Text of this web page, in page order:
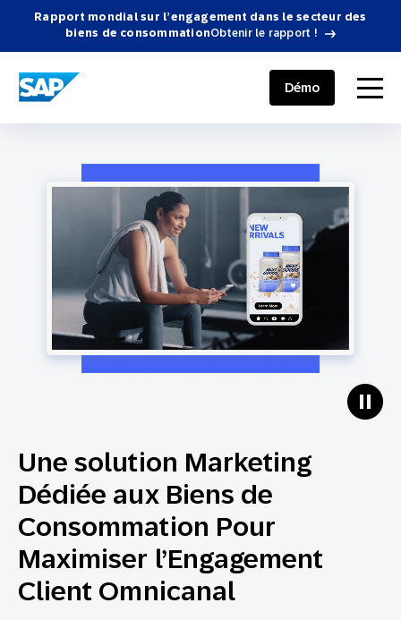
Rapport mondial sur l’engagement dans le secteur des
biens de consommationObtenir le rapport !
SAP ENGAGEMENT CLOUD menu
Démo
Une solution Marketing
Dédiée aux Biens de
Consommation Pour
Maximiser l’Engagement
Client Omnicanal